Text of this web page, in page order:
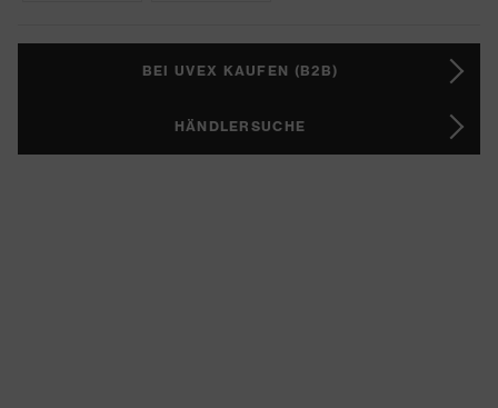
BEI UVEX KAUFEN (B2B)
HÄNDLERSUCHE